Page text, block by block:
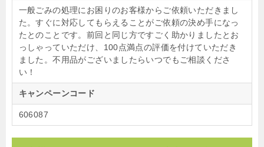
一般ごみの処理にお困りのお客様からご依頼いただきまし
た。すぐに対応してもらえることがご依頼の決め手になっ
たとのことです。前回と同じ方ですごく助かりましたとお
っしゃっていただけ、100点満点の評価を付けていただき
ました。不用品がございましたらいつでもご相談くださ
い！
キャンペーンコード
606087